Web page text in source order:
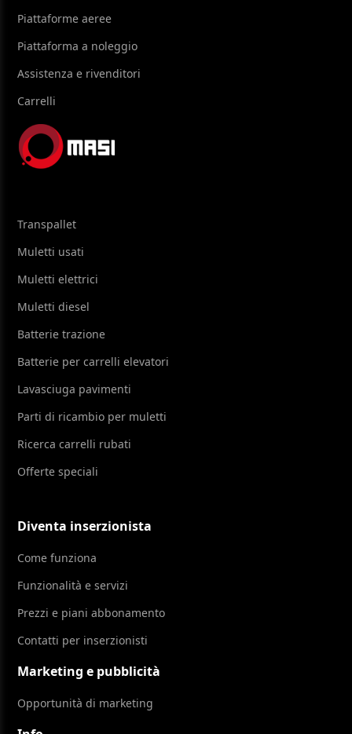
Piattaforme aeree
Piattaforma a noleggio
Assistenza e rivenditori
Carrelli
Transpallet
Muletti usati
Muletti elettrici
Muletti diesel
Batterie trazione
Batterie per carrelli elevatori
Lavasciuga pavimenti
Parti di ricambio per muletti
Ricerca carrelli rubati
Offerte speciali
Diventa inserzionista
Come funziona
Funzionalità e servizi
Prezzi e piani abbonamento
Contatti per inserzionisti
Marketing e pubblicità
Opportunità di marketing